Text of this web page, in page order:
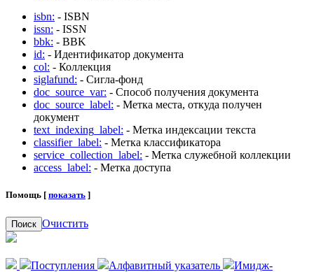
isbn: - ISBN
issn: - ISSN
bbk: - BBK
id: - Идентификатор документа
col: - Коллекция
siglafund: - Сигла-фонд
doc_source_var: - Способ получения документа
doc_source_label: - Метка места, откуда получен
документ
text_indexing_label: - Метка индексации текста
classifier_label: - Метка классификатора
service_collection_label: - Метка служебной коллекции
access_label: - Метка доступа
Помощь [ показать ]
Поиск Очистить
Поступления Алфавитный указатель
Имидж-